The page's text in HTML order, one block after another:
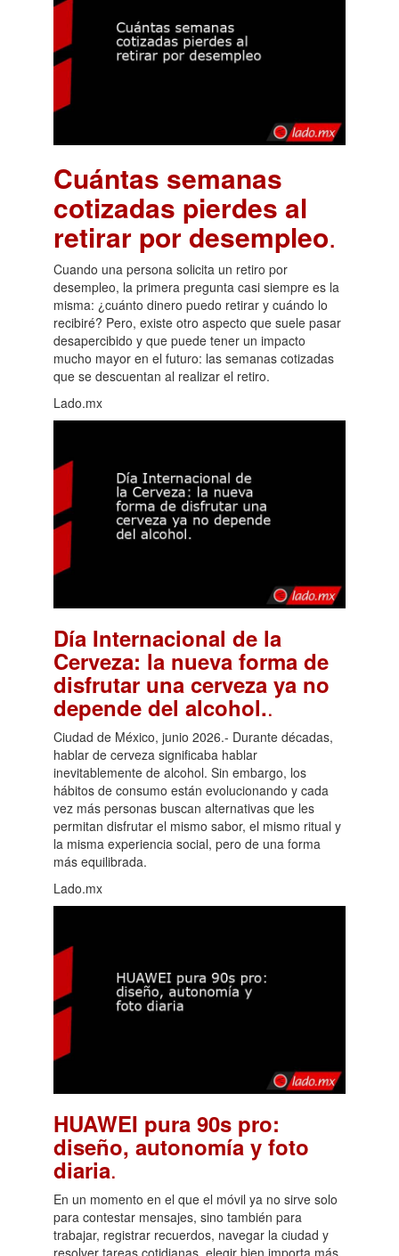
Cuántas semanas
cotizadas pierdes al
retirar por desempleo.
Cuando una persona solicita un retiro por
desempleo, la primera pregunta casi siempre es la
misma: ¿cuánto dinero puedo retirar y cuándo lo
recibiré? Pero, existe otro aspecto que suele pasar
desapercibido y que puede tener un impacto
mucho mayor en el futuro: las semanas cotizadas
que se descuentan al realizar el retiro.
Lado.mx
Día Internacional de la
Cerveza: la nueva forma de
disfrutar una cerveza ya no
depende del alcohol..
Ciudad de México, junio 2026.- Durante décadas,
hablar de cerveza significaba hablar
inevitablemente de alcohol. Sin embargo, los
hábitos de consumo están evolucionando y cada
vez más personas buscan alternativas que les
permitan disfrutar el mismo sabor, el mismo ritual y
la misma experiencia social, pero de una forma
más equilibrada.
Lado.mx
HUAWEI pura 90s pro:
diseño, autonomía y foto
diaria.
En un momento en el que el móvil ya no sirve solo
para contestar mensajes, sino también para
trabajar, registrar recuerdos, navegar la ciudad y
resolver tareas cotidianas, elegir bien importa más